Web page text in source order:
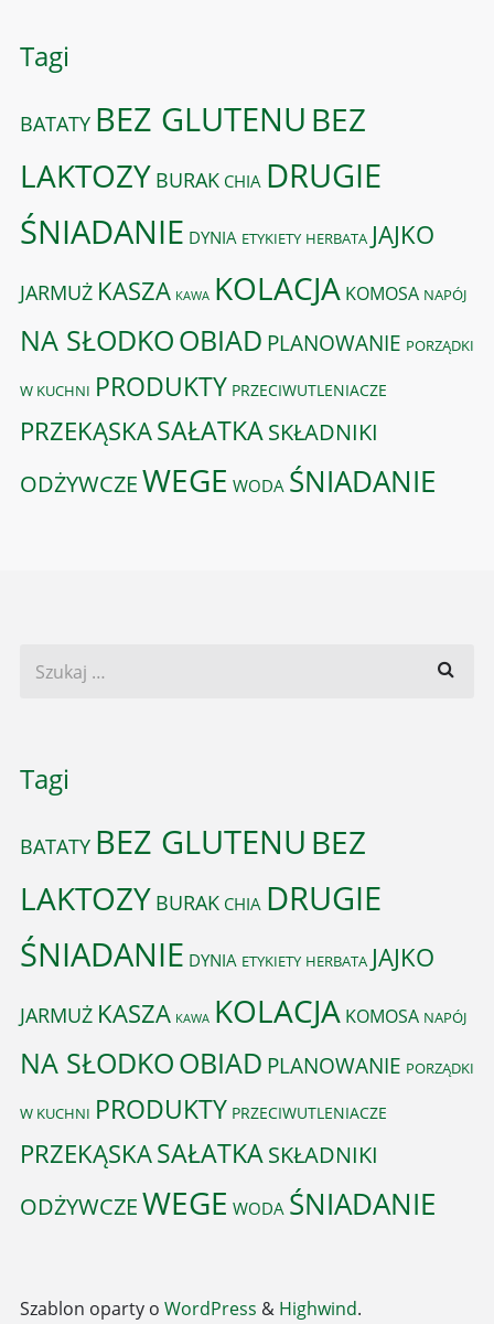
Tagi
BATATY BEZ GLUTENU BEZ
LAKTOZY BURAK CHIA DRUGIE
ŚNIADANIE DYNIA ETYKIETY HERBATA JAJKO
JARMUŻ KASZA KAWA KOLACJA KOMOSA NAPÓJ
NA SŁODKOOBIAD PLANOWANIE PORZĄDKI
W KUCHNI PRODUKTY PRZECIWUTLENIACZE
PRZEKĄSKASAŁATKASKŁADNIKI
ODŻYWCZEWEGE WODA ŚNIADANIE
Tagi
BATATY BEZ GLUTENU BEZ
LAKTOZY BURAK CHIA DRUGIE
ŚNIADANIE DYNIA ETYKIETY HERBATA JAJKO
JARMUŻ KASZA KAWA KOLACJA KOMOSA NAPÓJ
NA SŁODKOOBIAD PLANOWANIE PORZĄDKI
W KUCHNI PRODUKTY PRZECIWUTLENIACZE
PRZEKĄSKASAŁATKASKŁADNIKI
ODŻYWCZEWEGE WODA ŚNIADANIE
Szablon oparty o WordPress & Highwind.